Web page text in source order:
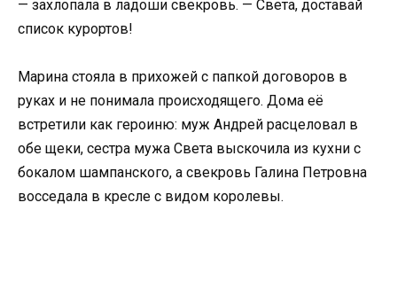
— захлопала в ладоши свекровь. — Света, доставай
список курортов!
Марина стояла в прихожей с папкой договоров в
руках и не понимала происходящего. Дома её
встретили как героиню: муж Андрей расцеловал в
обе щеки, сестра мужа Света выскочила из кухни с
бокалом шампанского, а свекровь Галина Петровна
восседала в кресле с видом королевы.